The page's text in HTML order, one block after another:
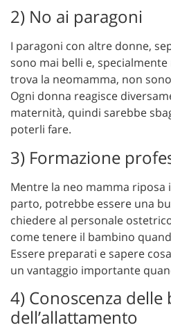
2) No ai paragoni
I paragoni con altre donne,
sono mai belli e,
trova la neomamma, non
Ogni donna reagisce
maternità, quindi sarebbe
poterli fare.
3) Formazione
Mentre la neo mamma riposa
parto, potrebbe essere una
chiedere al personale
come tenere il bambino
Essere preparati e sapere
un vantaggio importante
4) Conoscenza delle
dell’allattamento